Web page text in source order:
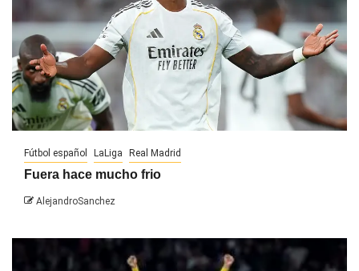
Fútbol español LaLiga Real Madrid
Fuera hace mucho frio
AlejandroSanchez